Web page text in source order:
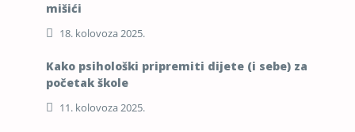
mišići
18. kolovoza 2025.
Kako psihološki pripremiti dijete (i sebe) za
početak škole
11. kolovoza 2025.